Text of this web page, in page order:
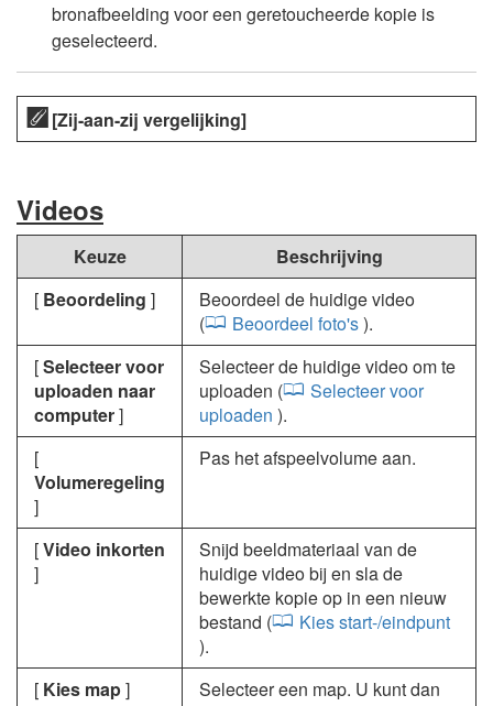
bronafbeelding voor een geretoucheerde kopie is
geselecteerd.
[Zij-aan-zij vergelijking]
Videos
Keuze
Beschrijving
[ Beoordeling ]
Beoordeel de huidige video
(
Beoordeel foto's).
[Selecteer voor
uploaden naar
computer]
Selecteer de huidige video om te
uploaden (
Selecteer voor
uploaden ).
[
Volumeregeling
]
Pas het afspeelvolume aan.
[Video inkorten
]
Snijd beeldmateriaal van de
huidige video bij en sla de
bewerkte kopie op in een nieuw
bestand (
Kies start-/eindpunt
).
[ Kies map]
Selecteer een map. U kunt dan